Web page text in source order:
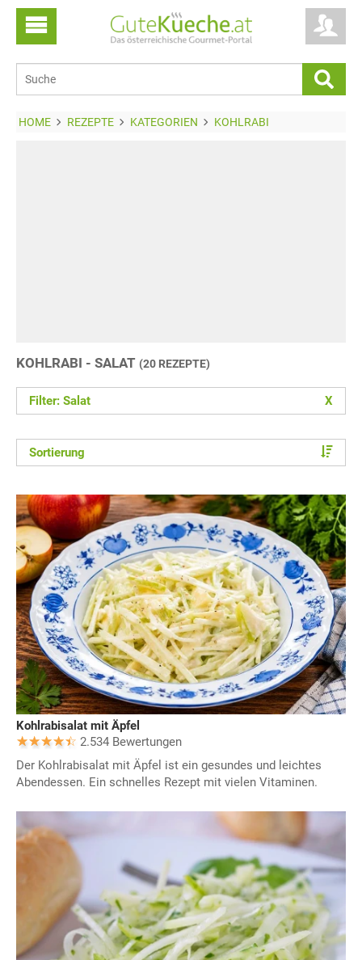
HOME REZEPTE KATEGORIEN KOHLRABI
KOHLRABI - SALAT (20 REZEPTE)
Filter: Salat X
Sortierung
Kohlrabisalat mit Äpfel
2.534 Bewertungen
Der Kohlrabisalat mit Äpfel ist ein gesundes und leichtes
Abendessen. Ein schnelles Rezept mit vielen Vitaminen.